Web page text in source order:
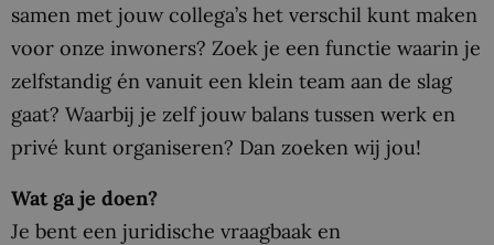
samen met jouw collega’s het verschil kunt maken
voor onze inwoners? Zoek je een functie waarin je
zelfstandig én vanuit een klein team aan de slag
gaat? Waarbij je zelf jouw balans tussen werk en
privé kunt organiseren? Dan zoeken wij jou!
Wat ga je doen?
Je bent een juridische vraagbaak en